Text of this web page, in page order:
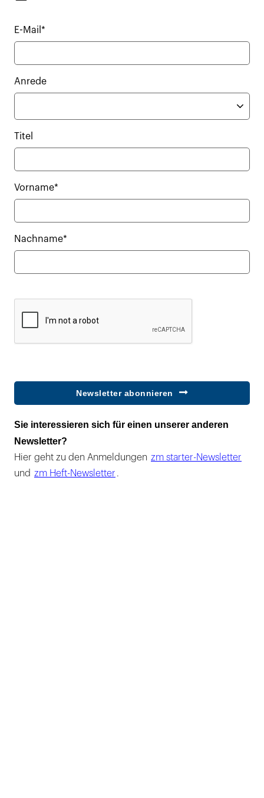
E-Mail*
Anrede
Titel
Vorname*
Nachname*
Newsletter abonnieren
Sie interessieren sich für einen unserer anderen
Newsletter?
Hier geht zu den Anmeldungen zm starter-Newsletter
und zm Heft-Newsletter .